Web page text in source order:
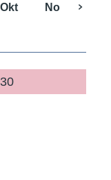
Okt Nov